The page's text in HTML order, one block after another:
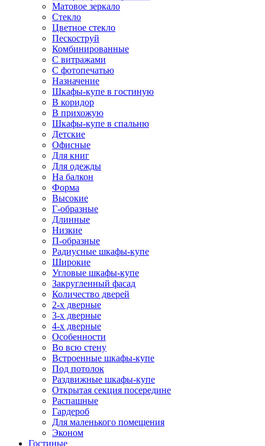
Матовое зеркало
Стекло
Цветное стекло
Пескоструй
Комбинированные
С витражами
С фотопечатью
Назначение
Шкафы-купе в гостиную
В коридор
В прихожую
Шкафы-купе в спальню
Детские
Офисные
Для книг
Для одежды
На балкон
Форма
Высокие
Г-образные
Длинные
Низкие
П-образные
Радиусные шкафы-купе
Широкие
Угловые шкафы-купе
Закругленный фасад
Количество дверей
2-х дверные
3-х дверные
4-х дверные
Особенности
Во всю стену
Встроенные шкафы-купе
Под потолок
Раздвижные шкафы-купе
Открытая секция посередине
Распашные
Гардероб
Для маленького помещения
Эконом
Гостиные